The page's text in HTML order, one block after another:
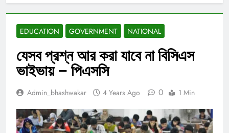
EDUCATION GOVERNMENT NATIONAL
যেসব প্রশ্ন আর করা যাবে না বিসিএস
ভাইভায় – পিএসসি
Admin_bhashwakar 4 Years Ago 0 1 Min